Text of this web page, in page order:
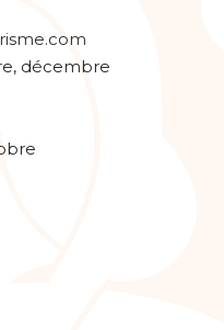
décembre